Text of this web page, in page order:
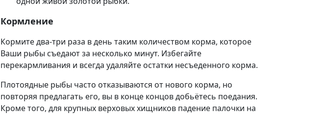
Кормление
Кормите два-три раза в день таким количеством корма, которое
Ваши рыбы съедают за несколько минут. Избегайте
перекармливания и всегда удаляйте остатки несъеденного корма.
Плотоядные рыбы часто отказываются от нового корма, но
повторяя предлагать его, вы в конце концов добьётесь поедания.
Кроме того, для крупных верховых хищников падение палочки на